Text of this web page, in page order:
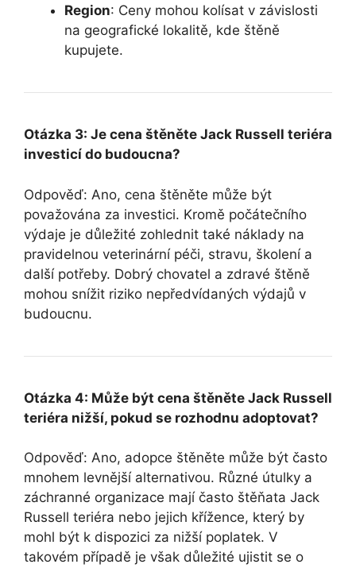
Region: Ceny mohou kolísat v závislosti
na geografické lokalitě, kde štěně
kupujete.
Otázka 3: Je cena štěněte Jack Russell teriéra
investicí do budoucna?
Odpověď: Ano, cena štěněte může být
považována za investici. Kromě počátečního
výdaje je důležité zohlednit také náklady na
pravidelnou veterinární péči, stravu, školení a
další potřeby. Dobrý chovatel a zdravé štěně
mohou snížit riziko nepředvídaných výdajů v
budoucnu.
Otázka 4: Může být cena štěněte Jack Russell
teriéra nižší, pokud se rozhodnu adoptovat?
Odpověď: Ano, adopce štěněte může být často
mnohem levnější alternativou. Různé útulky a
záchranné organizace mají často štěňata Jack
Russell teriéra nebo jejich křížence, který by
mohl být k dispozici za nižší poplatek. V
takovém případě je však důležité ujistit se o